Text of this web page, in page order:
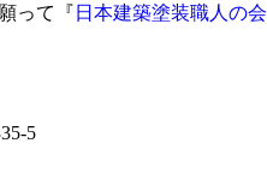
って『 日本建築塗装職人の会
5